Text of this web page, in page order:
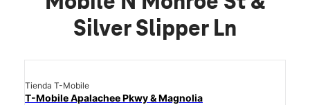
Silver Slipper Ln
Tienda T-Mobile
T-Mobile Apalachee Pkwy & Magnolia